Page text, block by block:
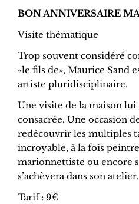
BON ANNIVERSAIRE
Visite thématique
Trop souvent considéré
«le fils de», Maurice Sand
artiste pluridisciplinaire.
Une visite de la maison
consacrée. Une occasion
redécouvrir les multiples
incroyable, à la fois
marionnettiste ou encore
s’achèvera dans son atelier.
Tarif : 9€